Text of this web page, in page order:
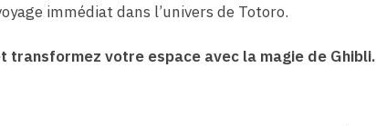
immédiat dans l’univers de Totoro.
transformez votre espace avec la magie de Ghibli.